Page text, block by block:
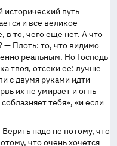
исторический путь
и все великое
в то, чего еще нет. А что
— Плоть: то, что видимо
реальным. Но Господь
твоя, отсеки ее: лучше
с двумя руками идти
их не умирает и огнь
тебя», «и если
надо не потому, что
что очень хочется